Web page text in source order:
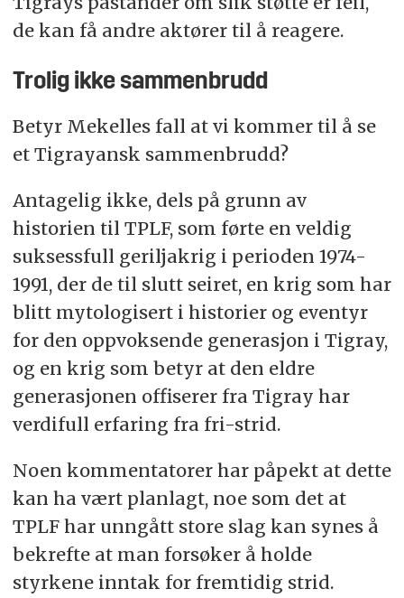
de kan få andre aktører til å reagere.
Trolig ikke sammenbrudd
Betyr Mekelles fall at vi kommer til å se
et Tigrayansk sammenbrudd?
Antagelig ikke, dels på grunn av
historien til TPLF, som førte en veldig
suksessfull geriljakrig i perioden 1974-
1991, der de til slutt seiret, en krig som har
blitt mytologisert i historier og eventyr
for den oppvoksende generasjon i Tigray,
og en krig som betyr at den eldre
generasjonen offiserer fra Tigray har
verdifull erfaring fra fri-strid.
Noen kommentatorer har påpekt at dette
kan ha vært planlagt, noe som det at
TPLF har unngått store slag kan synes å
bekrefte at man forsøker å holde
styrkene inntak for fremtidig strid.